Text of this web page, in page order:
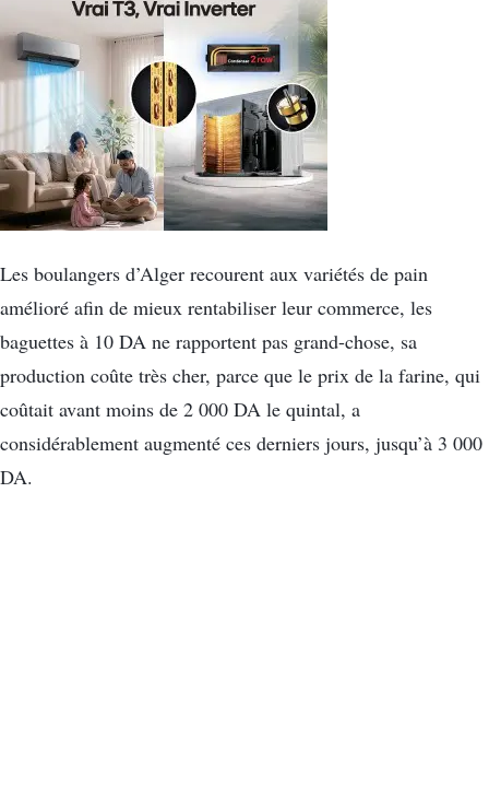
Les boulangers d’Alger recourent aux variétés de pain
amélioré afin de mieux rentabiliser leur commerce, les
baguettes à 10 DA ne rapportent pas grand-chose, sa
production coûte très cher, parce que le prix de la farine, qui
coûtait avant moins de 2 000 DA le quintal, a
considérablement augmenté ces derniers jours, jusqu’à 3 000
DA.